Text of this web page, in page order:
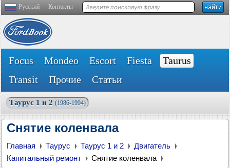
Русский Контакты
Focus Mondeo Escort Fiesta
Taurus
Transit
Прочие Статьи
Таурус 1 и 2 (1986-1994)
Снятие коленвала
Главная Таурус Таурус 1 и 2
Двигатель
Капитальный ремонт
Снятие коленвала